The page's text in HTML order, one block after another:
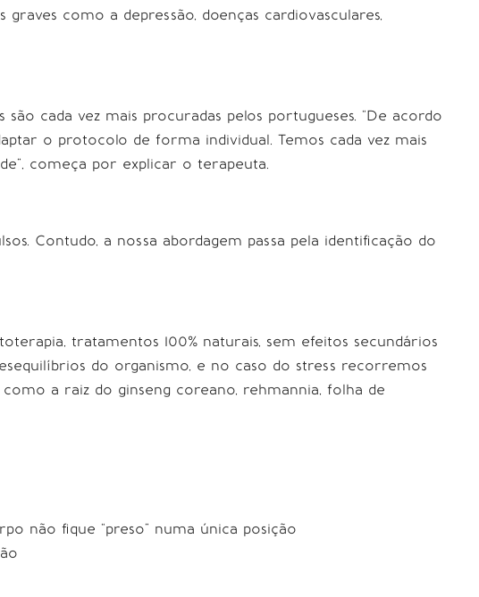
como a depressão, doenças cardiovasculares,
cada vez mais procuradas pelos portugueses. “De acordo
o protocolo de forma individual. Temos cada vez mais
começa por explicar o terapeuta.
Contudo, a nossa abordagem passa pela identificação do
tratamentos 100% naturais, sem efeitos secundários
do organismo, e no caso do stress recorremos
a raiz do ginseng coreano, rehmannia, folha de
não fique “preso” numa única posição